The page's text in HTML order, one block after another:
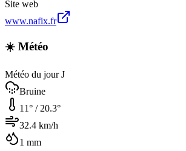
Site web
www.nafix.fr
☀️ Météo
Météo du jour J
Bruine
11° / 20.3°
32.4 km/h
1 mm